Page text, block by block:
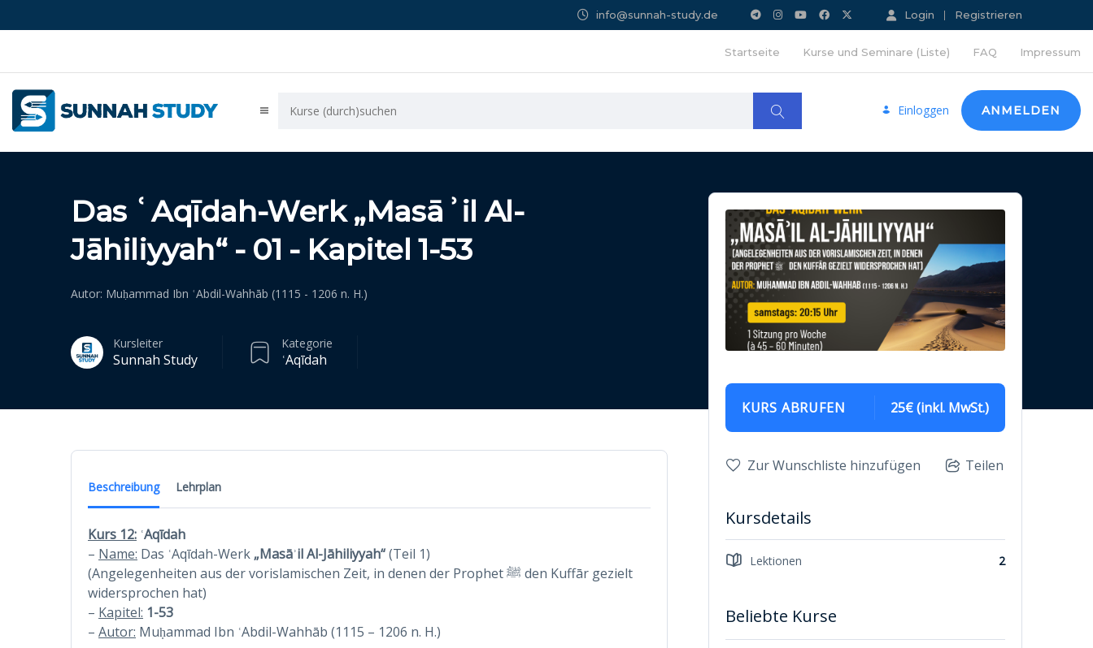
Login Registrieren
info@sunnah-study.de
Startseite Kurse und Seminare (Liste) FAQ Impressum
Einloggen ANMELDEN
Das ʿAqīdah-Werk „Masāʾil Al-
Jāhiliyyah“ - 01 - Kapitel 1-53
Autor: Muḥammad Ibn ʿAbdil-Wahhāb (1115 - 1206 n. H.)
Kursleiter
Sunnah Study
Kategorie
ʿAqīdah
Beschreibung Lehrplan
Kurs 12: ʿAqīdah
– Name: Das ʿAqīdah-Werk „Masāʾil Al-Jāhiliyyah“(Teil 1)
(Angelegenheiten aus der vorislamischen Zeit, in denen der Prophet ﷺ den Kuffār gezielt
widersprochen hat)
– Kapitel: 1-53
– Autor: Muḥammad Ibn ʿAbdil-Wahhāb (1115 – 1206 n. H.)
KURS ABRUFEN 25€ (inkl. MwSt.)
Zur Wunschliste hinzufügen Teilen
Kursdetails
Lektionen 2
Beliebte Kurse